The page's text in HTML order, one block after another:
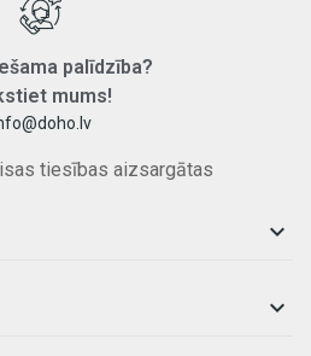
palīdzība?
mums!
tiesības aizsargātas

